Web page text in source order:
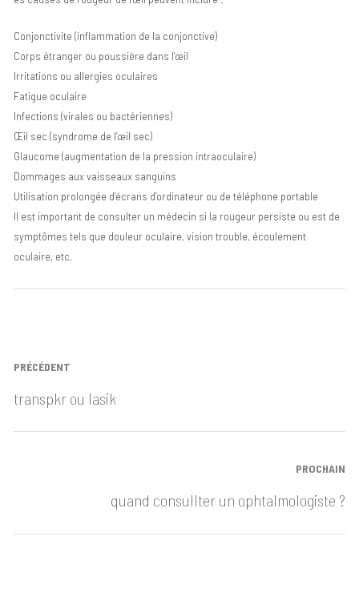
Conjonctivite (inflammation de la conjonctive)
Corps étranger ou poussière dans l’œil
Irritations ou allergies oculaires
Fatigue oculaire
Infections (virales ou bactériennes)
Œil sec (syndrome de l’œil sec)
Glaucome (augmentation de la pression intraoculaire)
Dommages aux vaisseaux sanguins
Utilisation prolongée d’écrans d’ordinateur ou de téléphone portable
Il est important de consulter un médecin si la rougeur persiste ou est de
symptômes tels que douleur oculaire, vision trouble, écoulement
oculaire, etc.
Navigation
de
l’article
PRÉCÉDENT
Post
transpkr ou lasik
PROCHAIN
quand consullter un ophtalmologiste ?